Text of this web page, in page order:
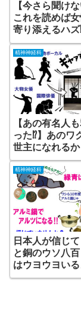
【今さら聞け
これを読めば
寄り添えるハズ
精神神経科
【あの有名人
った⁉】あのワ
世主になれるか
精神神経科
日本人が信じ
と銅のウソ八
はウヨウヨいる